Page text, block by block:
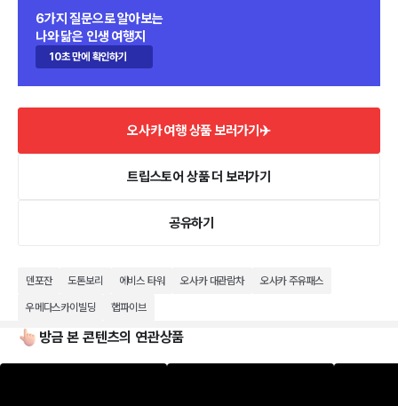
6가지 질문으로 알아보는
나와 닮은 인생 여행지
10초 만에 확인하기
오사카 여행 상품 보러가기✈️
트립스토어 상품 더 보러가기
공유하기
덴포잔 도톤보리 에비스 타워 오사카 대관람차 오사카 주유패스
우메다스카이빌딩 햅파이브
방금 본 콘텐츠의 연관상품